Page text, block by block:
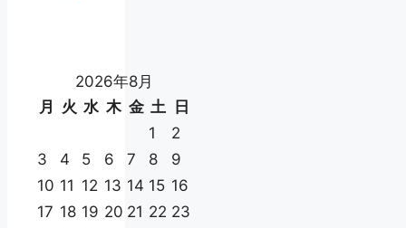
2026年8月
月
火 水 木 金 土
日
1
2
3
4 5 6 7 8
9
10 11 12 13 14 15 16
17 18 19 20 21 22 23